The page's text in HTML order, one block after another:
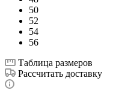
50
52
54
56
Таблица размеров
Рассчитать доставку